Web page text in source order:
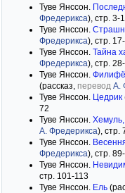
Туве Янссон.
Фредерикса), стр. 3-
Туве Янссон.
Фредерикса), стр.
Туве Янссон. Тайна
Фредерикса), стр.
Туве Янссон.
(рассказ, перевод А.
Туве Янссон. Цедрик
72
Туве Янссон.
А. Фредерикса), стр.
Туве Янссон.
Фредерикса), стр.
Туве Янссон.
стр. 101-113
Туве Янссон. Ель